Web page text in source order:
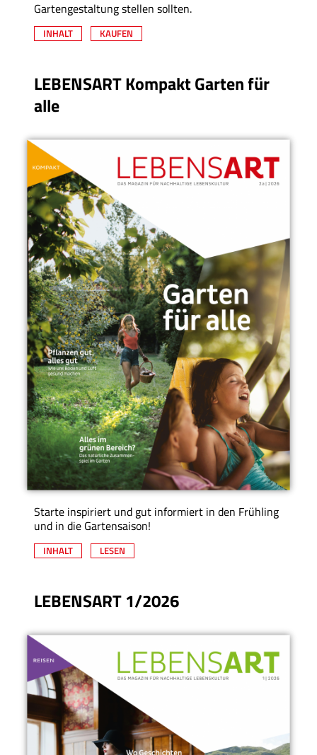
Gartengestaltung stellen sollten.
INHALT KAUFEN
LEBENSART Kompakt Garten für
alle
Starte inspiriert und gut informiert in den Frühling
und in die Gartensaison!
INHALT LESEN
LEBENSART 1/2026